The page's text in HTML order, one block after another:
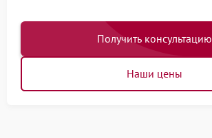
Получить консультацию
Наши цены